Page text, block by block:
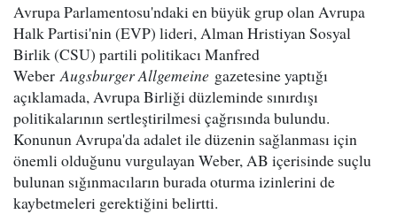
Avrupa Parlamentosu'ndaki en büyük grup olan Avrupa
Halk Partisi'nin (EVP) lideri, Alman Hristiyan Sosyal
Birlik (CSU) partili politikacı Manfred
WeberAugsburger Allgemeine gazetesine yaptığı
açıklamada, Avrupa Birliği düzleminde sınırdışı
politikalarının sertleştirilmesi çağrısında bulundu.
Konunun Avrupa'da adalet ile düzenin sağlanması için
önemli olduğunu vurgulayan Weber, AB içerisinde suçlu
bulunan sığınmacıların burada oturma izinlerini de
kaybetmeleri gerektiğini belirtti.